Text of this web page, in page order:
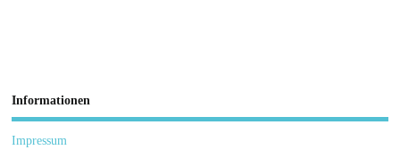
Informationen
Impressum